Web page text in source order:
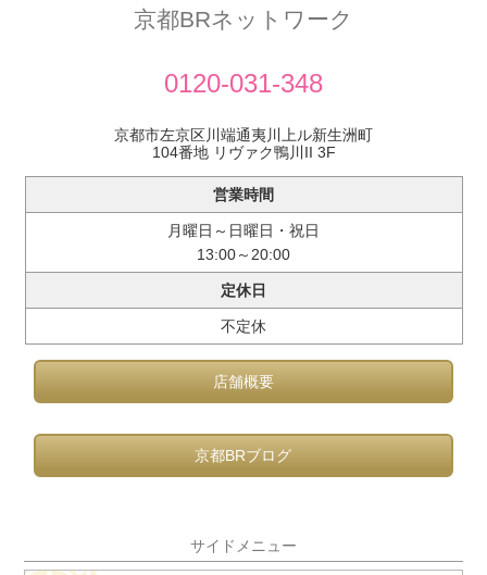
京都BRネットワーク
0120-031-348
京都市左京区川端通夷川上ル新生洲町
104番地 リヴァク鴨川II 3F
営業時間
月曜日～日曜日・祝日
13:00～20:00
定休日
不定休
店舗概要
京都BRブログ
サイドメニュー